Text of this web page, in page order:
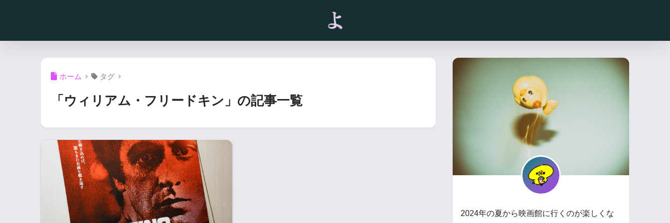
ホーム タグ
「ウィリアム・フリードキン」の記事一覧
2024年の夏から映画館に行くのが楽しくな